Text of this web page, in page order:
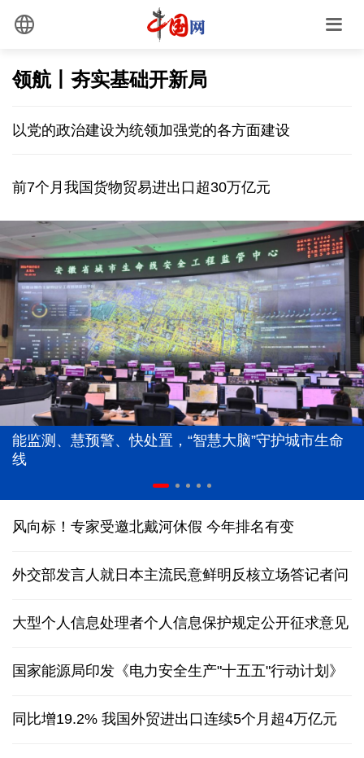
领航丨夯实基础开新局
以党的政治建设为统领加强党的各方面建设
前7个月我国货物贸易进出口超30万亿元
能监测、慧预警、快处置，“智慧大脑”守护城市生命
线
风向标！专家受邀北戴河休假 今年排名有变
外交部发言人就日本主流民意鲜明反核立场答记者问
大型个人信息处理者个人信息保护规定公开征求意见
国家能源局印发《电力安全生产"十五五"行动计划》
同比增19.2% 我国外贸进出口连续5个月超4万亿元